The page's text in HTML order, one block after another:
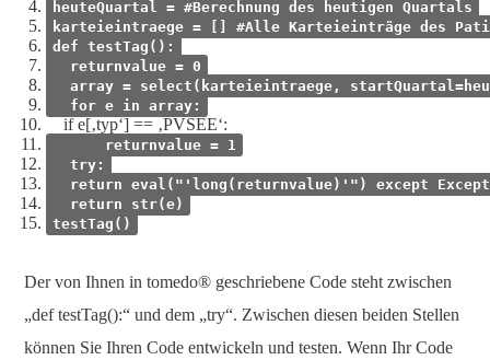
heuteQuartal = #Berechnung des heutigen Quartals
karteieintraege = [] #Alle Karteieinträge des
def testTag():
returnvalue = 0
array = select(karteieintraege,
for e in array:
if e[‚typ‘] == ‚PVSEE‘:
returnvalue = 1
try:
return eval("'long(returnvalue)'") except
return str(e)
testTag()
Der von Ihnen in tomedo® geschriebene Code steht zwischen
„def testTag():“ und dem „try“. Zwischen diesen beiden Stellen
können Sie Ihren Code entwickeln und testen. Wenn Ihr Code